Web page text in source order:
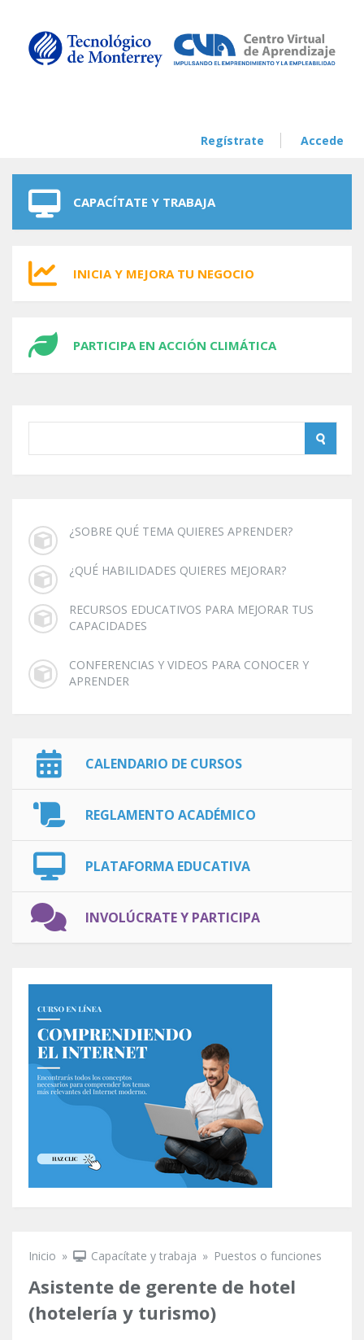
Regístrate Accede
CAPACÍTATE Y TRABAJA
INICIA Y MEJORA TU NEGOCIO
PARTICIPA EN ACCIÓN CLIMÁTICA
¿SOBRE QUÉ TEMA QUIERES APRENDER?
¿QUÉ HABILIDADES QUIERES MEJORAR?
RECURSOS EDUCATIVOS PARA MEJORAR TUS
CAPACIDADES
CONFERENCIAS Y VIDEOS PARA CONOCER Y
APRENDER
CALENDARIO DE CURSOS
REGLAMENTO ACADÉMICO
PLATAFORMA EDUCATIVA
INVOLÚCRATE Y PARTICIPA
Inicio » Capacítate y trabaja » Puestos o funciones
Asistente de gerente de hotel
(hotelería y turismo)